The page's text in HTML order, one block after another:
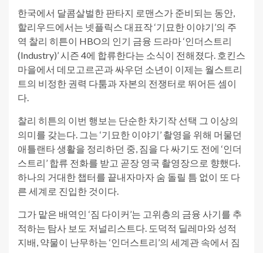
한국에서 달콤살벌한 판타지 로맨스가 준비되는 동안,
할리우드에서는 넷플릭스 대표작 ‘기묘한 이야기’의 주
역 찰리 히튼이 HBO의 인기 금융 드라마 ‘인더스트리
(Industry)’ 시즌 4에 합류한다는 소식이 전해졌다. 호킨스
마을에서 데모고르곤과 싸우던 소년이 이제는 월스트리
트의 비정한 권력 다툼과 자본의 전쟁터로 뛰어든 셈이
다.
찰리 히튼의 이번 행보는 단순한 차기작 선택 그 이상의
의미를 갖는다. 그는 ‘기묘한 이야기’ 촬영을 위해 머물던
애틀랜타 생활을 정리하던 중, 짐을 다 싸기도 전에 ‘인더
스트리’ 합류 전화를 받고 곧장 영국 촬영장으로 향했다.
하나의 거대한 챕터를 끝내자마자 숨 돌릴 틈 없이 또 다
른 세계로 진입한 것이다.
그가 맡은 배역인 ‘짐 다이커’는 고위층의 금융 사기를 추
적하는 탐사 보도 저널리스트다. 도덕적 딜레마와 성적
지배, 약물이 난무하는 ‘인더스트리’의 세계관 속에서 짐